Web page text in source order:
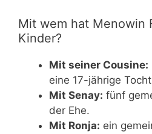
Mit wem hat Menowin
Kinder?
Mit seiner Cousine:
eine 17-jährige
Mit Senay: fünf
der Ehe.
Mit Ronja: ein